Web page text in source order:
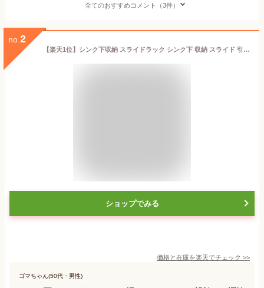
全てのおすすめコメント（3件）
no. 2
【楽天1位】シンク下収納 スライドラック シンク下 収納 スライド 引き出し スリム 2段 幅28.5cm 棚 収納ボックス シンク下収納ラック 調味料 食器 調理器具 キッチン収納 洗面台下 キッチンラック 収納棚 シンク下収納ワゴン 隙間収納 1年保証 ★[送料無料]
ショップでみる
価格と在庫を楽天でチェック >>
ゴマちゃん(50代・男性)